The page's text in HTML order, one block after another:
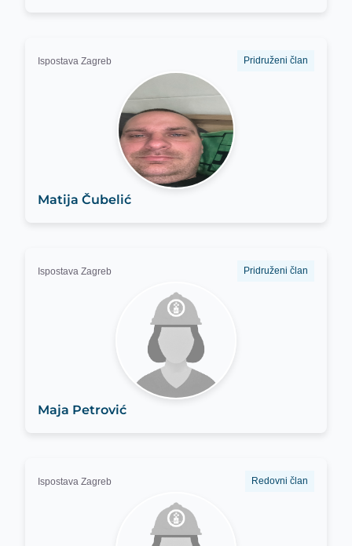
Ispostava Zagreb Pridruženi član
Matija Čubelić
Ispostava Zagreb Pridruženi član
Maja Petrović
Ispostava Zagreb Redovni član